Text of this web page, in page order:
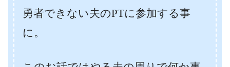
勇者できない夫のPTに参加する事
に。